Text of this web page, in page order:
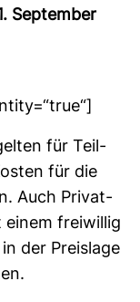
Sep­tember
für Teil­
für die
Auch Pri­vat­
einem frei­willig
der Preis­lage